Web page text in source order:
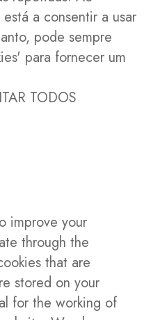
a consentir a usar
pode sempre
para fornecer um
TODOS
improve your
through the
that are
stored on your
for the working of